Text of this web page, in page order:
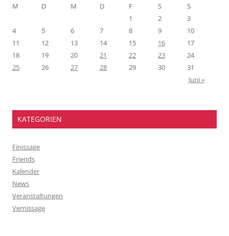
M
D M D F S
S
1
2
3
4
5 6 7 8 9
10
11
12 13 14 15 16
17
18
19 20 21 22 23
24
25
26 27 28 29 30
31
Juni »
KATEGORIEN
Finissage
Friends
Kalender
News
Veranstaltungen
Vernissage